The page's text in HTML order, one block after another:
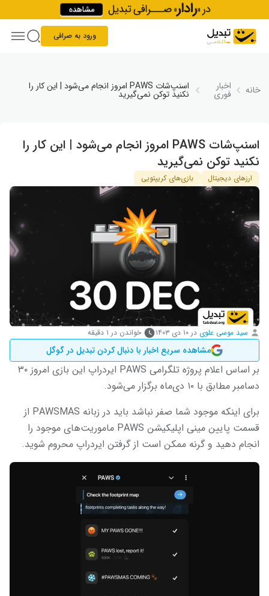
Skip to content
ورود به صرافی
خانه اخبار
فوری
اسنپ‌شات PAWS امروز انجام می‌شود | این کار را
نکنید توکن نمی‌گیرید
اسنپ‌شات PAWS امروز انجام می‌شود | این کار را
نکنید توکن نمی‌گیرید
ارزهای دیجیتال بازی‌های کریپتویی
سید موسی علوی در ۱۰ دی ۱۴۰۳ خواندن در ۱ دقیقه
مشاهده سریع اخبار با دنبال کردن تبدیل در گوگل
بر اساس اعلام پروژه تلگرامی PAWS ایردراپ این بازی امروز ۳۰
دسامبر مطابق با ۱۰ دی‌ماه برگزار می‌شود.
برای اینکه موجود شما صفر نباشد باید در زبانه PAWSMAS‌ از
قسمت پایین مینی اپلیکیشن PAWS ماموریت‌های موجود را
انجام دهید و گرنه ممکن است از گرفتن ایردراپ محروم شوید.